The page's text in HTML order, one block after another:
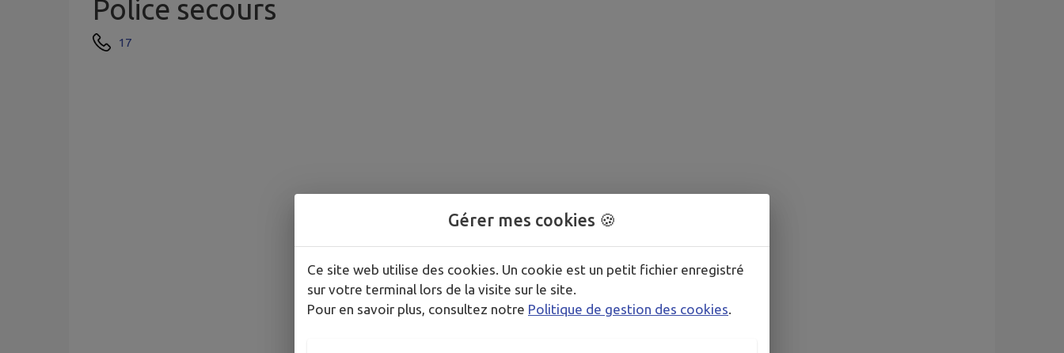
Police secours
17
Gérer mes cookies 🍪
Ce site web utilise des cookies. Un cookie est un petit fichier enregistré
sur votre terminal lors de la visite sur le site.
Pour en savoir plus, consultez notre Politique de gestion des cookies.